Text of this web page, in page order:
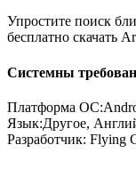
Упростите поиск
бесплатно скачать
Системны
Платформа ОС:
Язык:Другое,
Разработчик: Flying